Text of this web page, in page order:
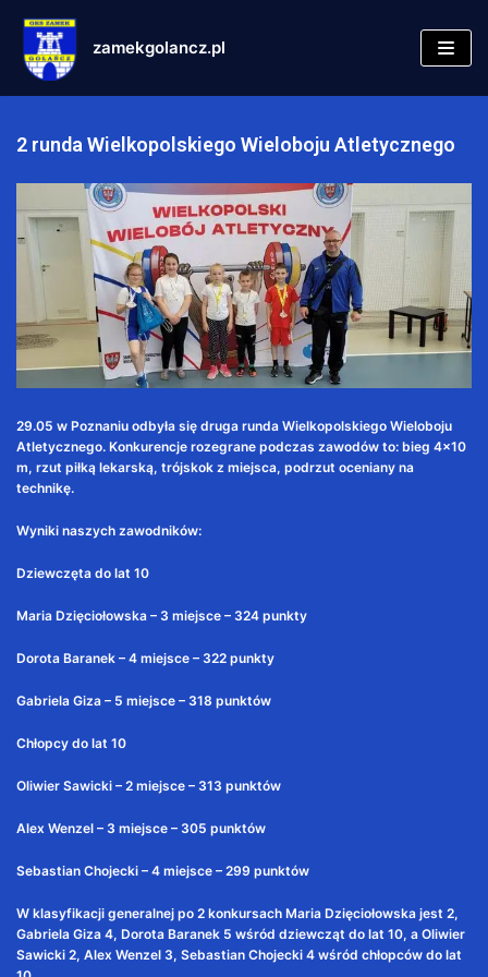
Skocz
do
treści
zamekgolancz.pl
2 runda Wielkopolskiego Wieloboju Atletycznego
29.05 w Poznaniu odbyła się druga runda Wielkopolskiego Wieloboju
Atletycznego. Konkurencje rozegrane podczas zawodów to: bieg 4×10
m, rzut piłką lekarską, trójskok z miejsca, podrzut oceniany na
technikę.
Wyniki naszych zawodników:
Dziewczęta do lat 10
Maria Dzięciołowska – 3 miejsce – 324 punkty
Dorota Baranek – 4 miejsce – 322 punkty
Gabriela Giza – 5 miejsce – 318 punktów
Chłopcy do lat 10
Oliwier Sawicki – 2 miejsce – 313 punktów
Alex Wenzel – 3 miejsce – 305 punktów
Sebastian Chojecki – 4 miejsce – 299 punktów
W klasyfikacji generalnej po 2 konkursach Maria Dzięciołowska jest 2,
Gabriela Giza 4, Dorota Baranek 5 wśród dziewcząt do lat 10, a Oliwier
Sawicki 2, Alex Wenzel 3, Sebastian Chojecki 4 wśród chłopców do lat